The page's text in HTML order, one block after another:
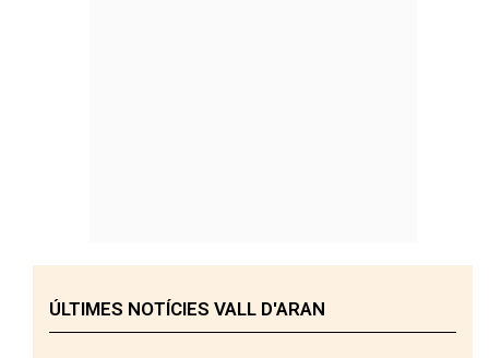
ÚLTIMES NOTÍCIES VALL D'ARAN